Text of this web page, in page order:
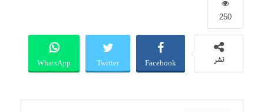
250
نشر Facebook
Twitter
WhatsApp